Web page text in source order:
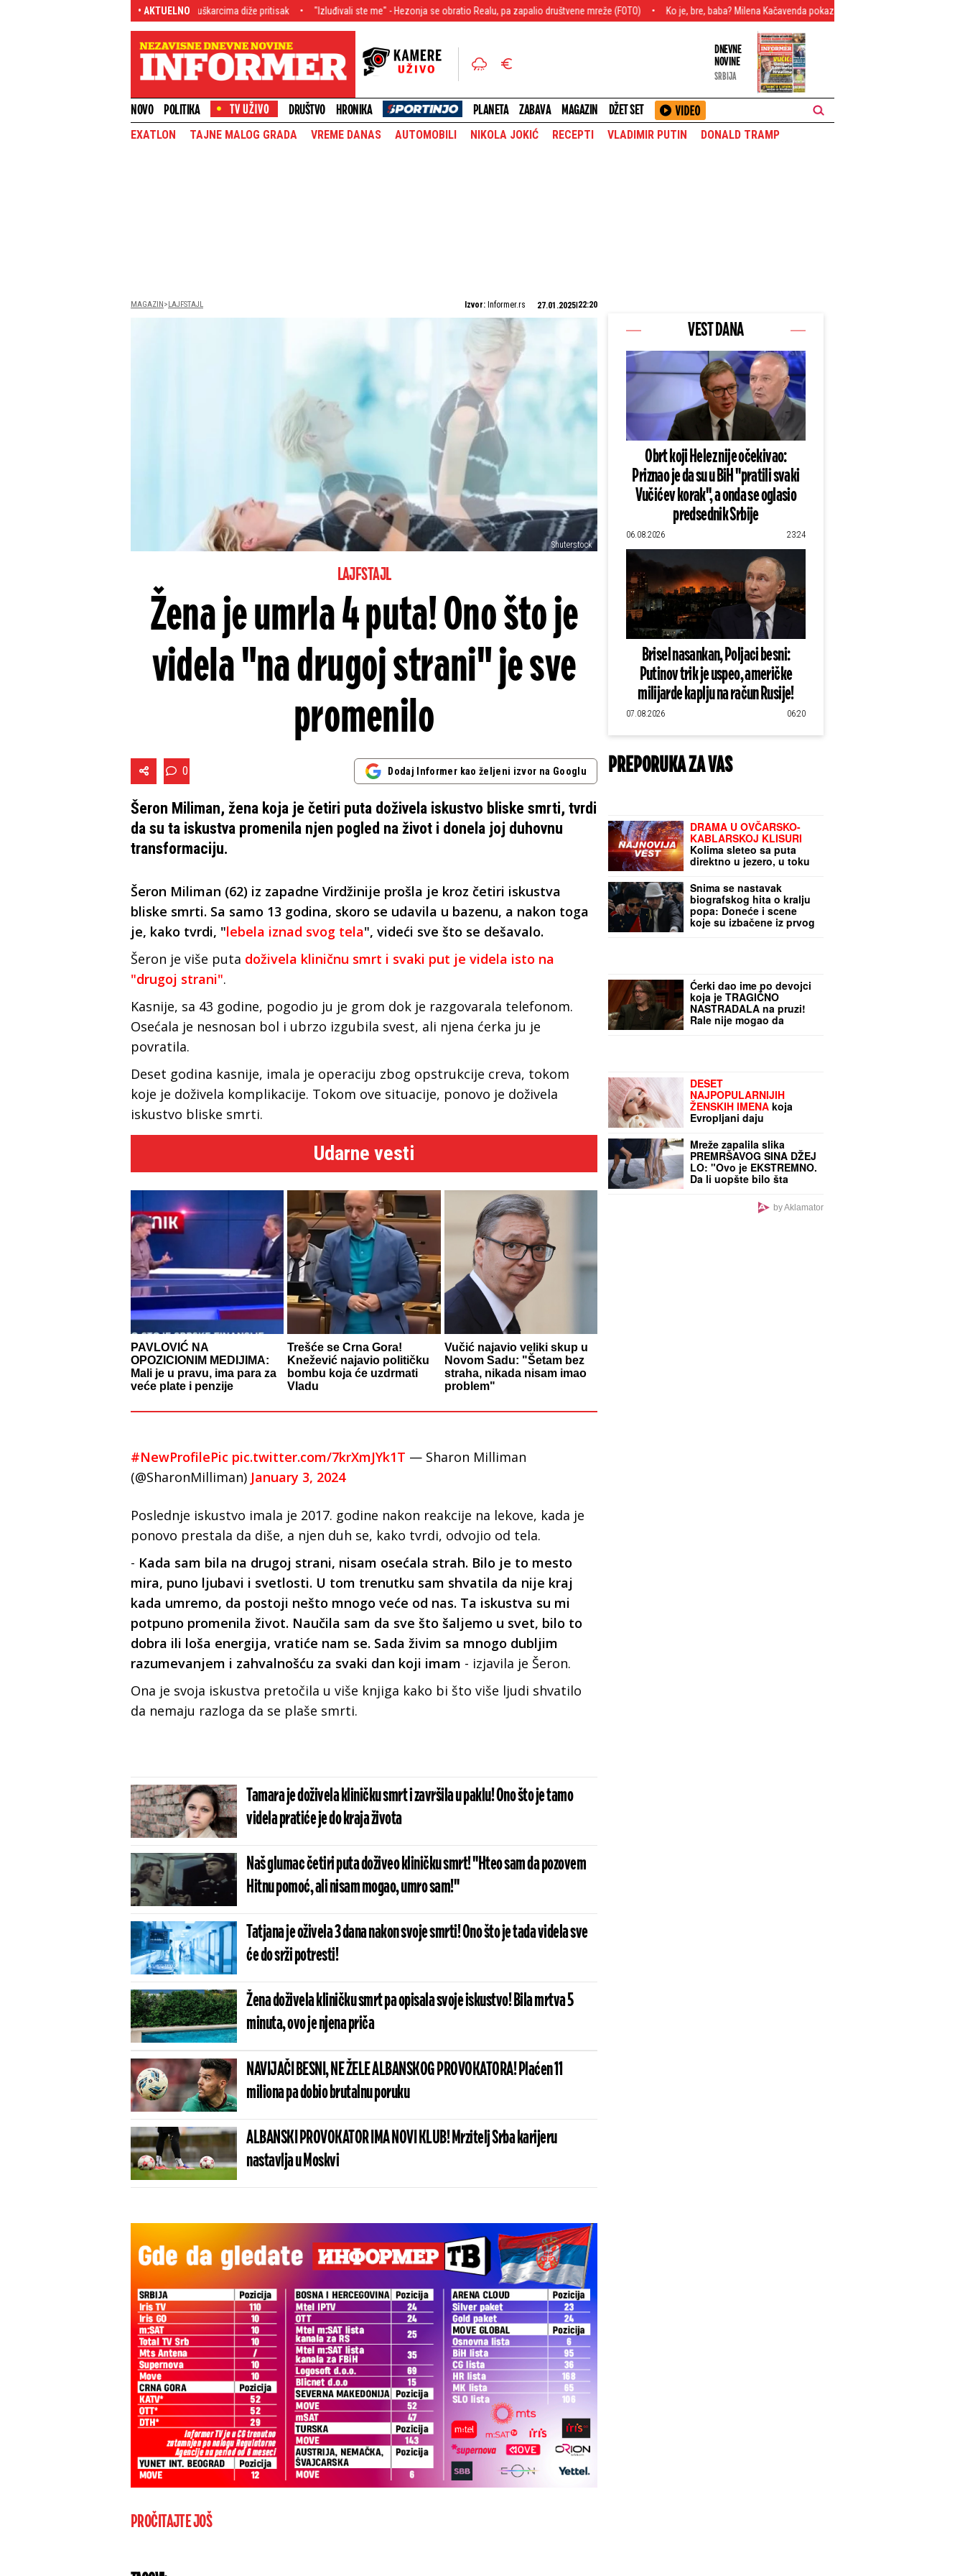
• AKTUELNO
Božinovska u sedmoj deceniji muškarcima diže pritisak "Izluđivali ste me" - Hezonja se obratio Realu, pa zapalio društvene mreže (FOTO) Ko je, bre, baba? Milena Kačavenda pokazala poprsje i klinkama iz rijalitija zapušila usta
DNEVNE
NOVINE
SRBIJA
NOVO POLITIKA DRUŠTVO HRONIKA PLANETA ZABAVA MAGAZIN DŽET SET
EXATLON TAJNE MALOG GRADA VREME DANAS AUTOMOBILI NIKOLA JOKIĆ RECEPTI VLADIMIR PUTIN DONALD TRAMP
MAGAZIN LAJFSTAJL Izvor: Informer.rs 27.01.2025 22:20
Shuterstock
LAJFSTAJL
Žena je umrla 4 puta! Ono što je
videla "na drugoj strani" je sve
promenilo
0 Dodaj Informer kao željeni izvor na Googlu
Šeron Miliman, žena koja je četiri puta doživela iskustvo bliske smrti, tvrdi
da su ta iskustva promenila njen pogled na život i donela joj duhovnu
transformaciju.
Šeron Miliman (62) iz zapadne Virdžinije prošla je kroz četiri iskustva
bliske smrti. Sa samo 13 godina, skoro se udavila u bazenu, a nakon toga
je, kako tvrdi, "lebela iznad svog tela", videći sve što se dešavalo.
Šeron je više puta doživela kliničnu smrt i svaki put je videla isto na
"drugoj strani".
Kasnije, sa 43 godine, pogodio ju je grom dok je razgovarala telefonom.
Osećala je nesnosan bol i ubrzo izgubila svest, ali njena ćerka ju je
povratila.
Deset godina kasnije, imala je operaciju zbog opstrukcije creva, tokom
koje je doživela komplikacije. Tokom ove situacije, ponovo je doživela
iskustvo bliske smrti.
Udarne vesti
PAVLOVIĆ NA
OPOZICIONIM MEDIJIMA:
Mali je u pravu, ima para za
veće plate i penzije
Trešće se Crna Gora!
Knežević najavio političku
bombu koja će uzdrmati
Vladu
Vučić najavio veliki skup u
Novom Sadu: "Šetam bez
straha, nikada nisam imao
problem"
#NewProfilePic pic.twitter.com/7krXmJYk1T — Sharon Milliman
(@SharonMilliman) January 3, 2024
Poslednje iskustvo imala je 2017. godine nakon reakcije na lekove, kada je
ponovo prestala da diše, a njen duh se, kako tvrdi, odvojio od tela.
- Kada sam bila na drugoj strani, nisam osećala strah. Bilo je to mesto
mira, puno ljubavi i svetlosti. U tom trenutku sam shvatila da nije kraj
kada umremo, da postoji nešto mnogo veće od nas. Ta iskustva su mi
potpuno promenila život. Naučila sam da sve što šaljemo u svet, bilo to
dobra ili loša energija, vratiće nam se. Sada živim sa mnogo dubljim
razumevanjem i zahvalnošću za svaki dan koji imam - izjavila je Šeron.
Ona je svoja iskustva pretočila u više knjiga kako bi što više ljudi shvatilo
da nemaju razloga da se plaše smrti.
Tamara je doživela kliničku smrt i završila u paklu! Ono što je tamo
videla pratiće je do kraja života
Naš glumac četiri puta doživeo kliničku smrt! "Hteo sam da pozovem
Hitnu pomoć, ali nisam mogao, umro sam!"
Tatjana je oživela 3 dana nakon svoje smrti! Ono što je tada videla sve
će do srži potresti!
Žena doživela kliničku smrt pa opisala svoje iskustvo! Bila mrtva 5
minuta, ovo je njena priča
NAVIJAČI BESNI, NE ŽELE ALBANSKOG PROVOKATORA! Plaćen 11
miliona pa dobio brutalnu poruku
ALBANSKI PROVOKATOR IMA NOVI KLUB! Mrzitelj Srba karijeru
nastavlja u Moskvi
PROČITAJTE JOŠ
VEST DANA
Obrt koji Helez nije očekivao:
Priznao je da su u BiH "pratili svaki
Vučićev korak", a onda se oglasio
predsednik Srbije
06.08.2026 23:24
Brisel nasankan, Poljaci besni:
Putinov trik je uspeo, američke
milijarde kaplju na račun Rusije!
07.08.2026 06:20
PREPORUKA ZA VAS
DRAMA U OVČARSKO-
KABLARSKOJ KLISURI
Kolima sleteo sa puta
direktno u jezero, u toku
izvlačenje vozila (FOTO)
Snima se nastavak
biografskog hita o kralju
popa: Doneće i scene
koje su izbačene iz prvog
dela
Ćerki dao ime po devojci
koja je TRAGIČNO
NASTRADALA na pruzi!
Rale nije mogao da
preboli gubitak:
DESET
NAJPOPULARNIJIH
ŽENSKIH IMENA koja
Evropljani daju
devojčicama u 2026: Prvo
mesto sve iznenadilo,
roditelji potpuno
promenili favorite
Mreže zapalila slika
PREMRŠAVOG SINA DŽEJ
LO: "Ovo je EKSTREMNO.
Da li uopšte bilo šta
jede!?" - a evo kako
Maksimlijan zaista
izgleda uživo, na by Aklamator